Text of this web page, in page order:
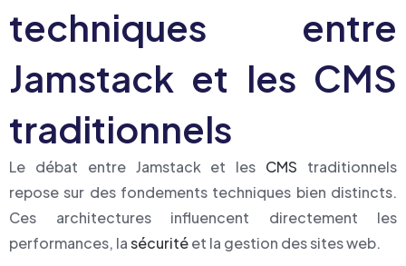
techniques entre
Jamstack et les CMS
traditionnels
Le débat entre Jamstack et les CMS traditionnels
repose sur des fondements techniques bien distincts.
Ces architectures influencent directement les
performances, lasécuritéet la gestion des sites web.